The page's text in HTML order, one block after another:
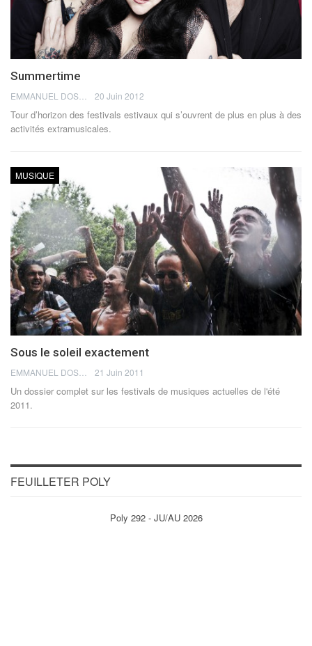
Summertime
20 Juin 2012
Tour d’horizon des festivals estivaux qui s’ouvrent de plus en plus à des
activités extramusicales.
MUSIQUE
Sous le soleil exactement
21 Juin 2011
Un dossier complet sur les festivals de musiques actuelles de l'été
2011.
FEUILLETER POLY
Poly 292 - JU/AU 2026